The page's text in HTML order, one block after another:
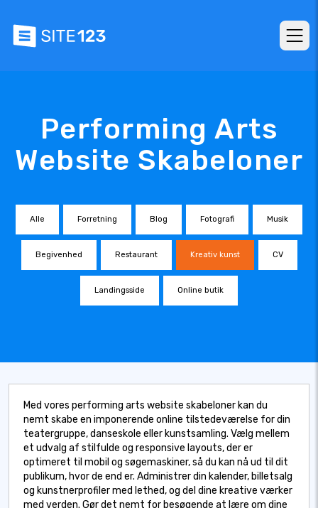
Performing Arts
Website Skabeloner
Alle Forretning Blog Fotografi Musik
Begivenhed Restaurant Kreativ kunst CV
Landingsside Online butik
Med vores performing arts website skabeloner kan du
nemt skabe en imponerende online tilstedeværelse for din
teatergruppe, danseskole eller kunstsamling. Vælg mellem
et udvalg af stilfulde og responsive layouts, der er
optimeret til mobil og søgemaskiner, så du kan nå ud til dit
publikum, hvor de end er. Administrer din kalender, billetsalg
og kunstnerprofiler med lethed, og del dine kreative værker
med verden. Gør det nemt for besøgende at lære om dine